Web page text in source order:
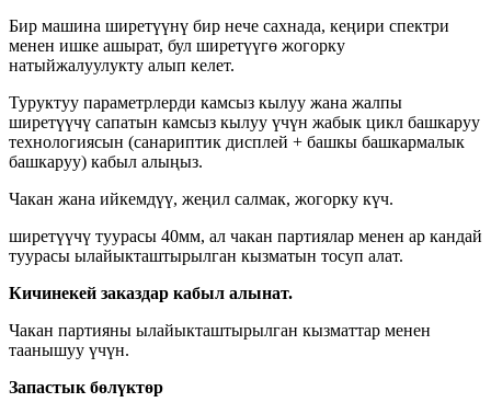
Бир машина ширетүүнү бир нече сахнада, кеңири спектри
менен ишке ашырат, бул ширетүүгө жогорку
натыйжалуулукту алып келет.
Туруктуу параметрлерди камсыз кылуу жана жалпы
ширетүүчү сапатын камсыз кылуу үчүн жабык цикл башкаруу
технологиясын (санариптик дисплей + башкы башкармалык
башкаруу) кабыл алыңыз.
Чакан жана ийкемдүү, жеңил салмак, жогорку күч.
ширетүүчү туурасы 40мм, ал чакан партиялар менен ар кандай
туурасы ылайыкташтырылган кызматын тосуп алат.
Кичинекей заказдар кабыл алынат.
Чакан партияны ылайыкташтырылган кызматтар менен
таанышуу үчүн.
Запастык бөлүктөр